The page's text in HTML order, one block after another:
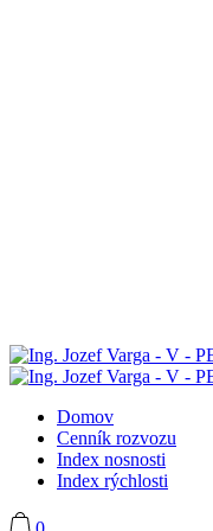
Domov
Cenník rozvozu
Index nosnosti
Index rýchlosti